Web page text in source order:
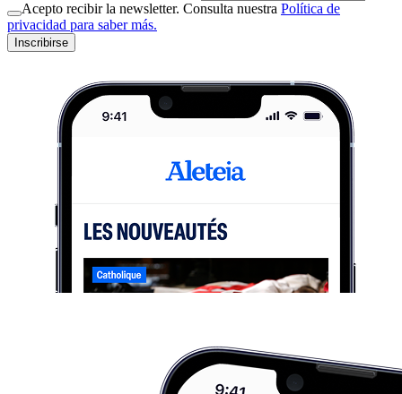
Acepto recibir la newsletter. Consulta nuestra Política de
privacidad para saber más.
Inscribirse